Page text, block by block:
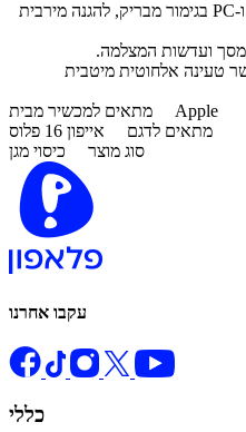
• שכבה חיצונית עשויה בשילוב TPU ו-PC בגימור מבריק, להגנה מירבית
ועדשות המצלמה.
טעינה אלחוטית מיטבית
מתאים למכשיר מבית Apple
מתאים לדגם אייפון 16 פלוס
סוג מוצר כיסוי מגן
עקבו אחרנו
כללי